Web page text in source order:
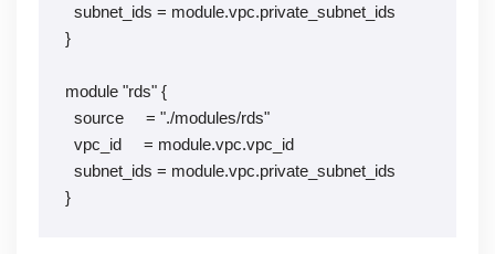
  subnet_ids = module.vpc.private_subnet_ids
}
module "rds" {
  source     = "./modules/rds"
  vpc_id     = module.vpc.vpc_id
  subnet_ids = module.vpc.private_subnet_ids
}